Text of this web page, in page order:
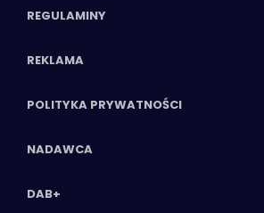
REGULAMINY
REKLAMA
POLITYKA PRYWATNOŚCI
NADAWCA
DAB+